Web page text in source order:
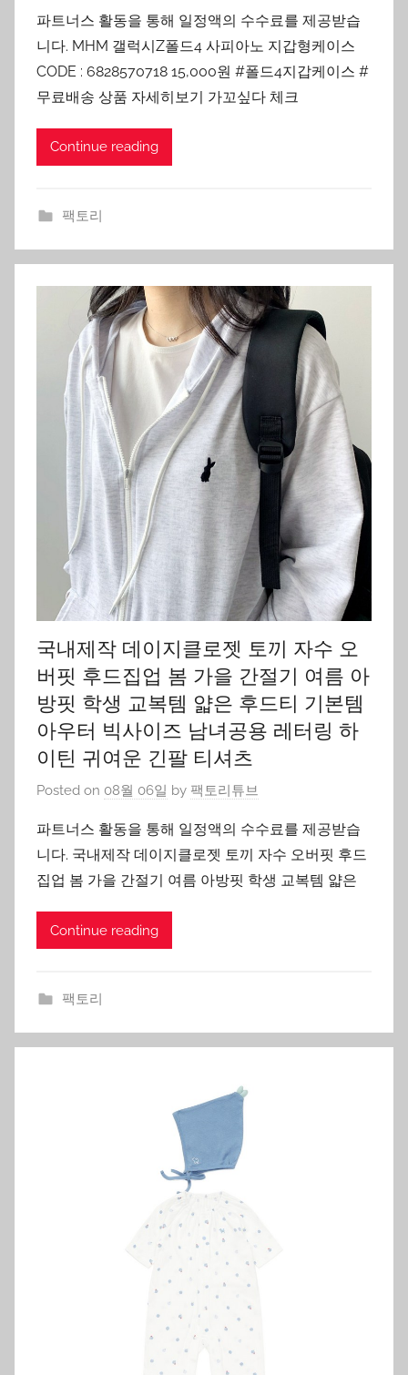
파트너스 활동을 통해 일정액의 수수료를 제공받습
니다. MHM 갤럭시Z폴드4 사피아노 지갑형케이스
CODE : 6828570718 15,000원 #폴드4지갑케이스 #
무료배송 상품 자세히보기 가꼬싶다 체크
Continue reading
팩토리
국내제작 데이지클로젯 토끼 자수 오
버핏 후드집업 봄 가을 간절기 여름 아
방핏 학생 교복템 얇은 후드티 기본템
아우터 빅사이즈 남녀공용 레터링 하
이틴 귀여운 긴팔 티셔츠
Posted on 08월 06일 by 팩토리튜브
파트너스 활동을 통해 일정액의 수수료를 제공받습
니다. 국내제작 데이지클로젯 토끼 자수 오버핏 후드
집업 봄 가을 간절기 여름 아방핏 학생 교복템 얇은
Continue reading
팩토리